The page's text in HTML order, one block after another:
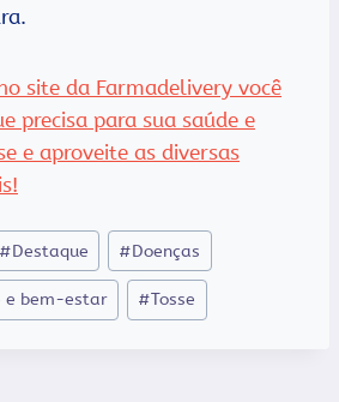
site da Farmadelivery você
precisa para sua saúde e
e aproveite as diversas
#Destaque #Doenças
e bem-estar #Tosse